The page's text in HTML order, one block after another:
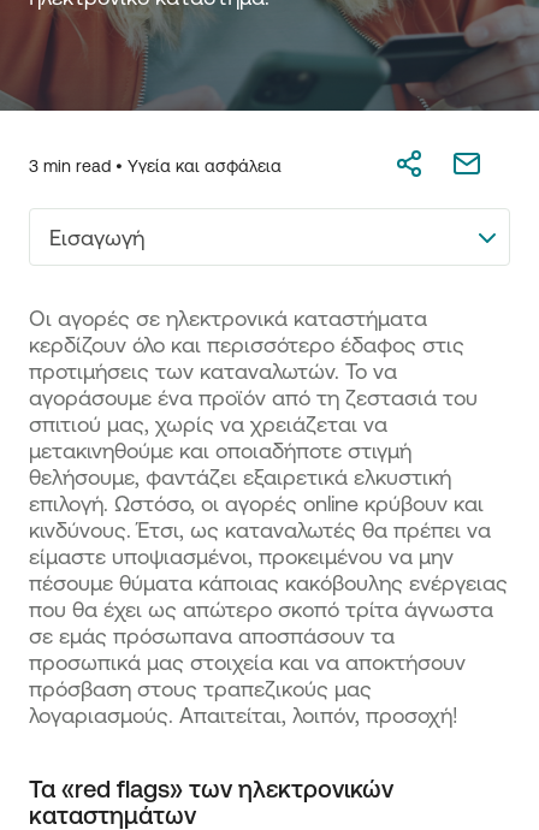
3 min read • Υγεία και ασφάλεια
Εισαγωγή
Οι αγορές σε ηλεκτρονικά καταστήματα
κερδίζουν όλο και περισσότερο έδαφος στις
προτιμήσεις των καταναλωτών. Το να
αγοράσουμε ένα προϊόν από τη ζεστασιά του
σπιτιού μας, χωρίς να χρειάζεται να
μετακινηθούμε και οποιαδήποτε στιγμή
θελήσουμε, φαντάζει εξαιρετικά ελκυστική
επιλογή. Ωστόσο, οι αγορές online κρύβουν και
κινδύνους. Έτσι, ως καταναλωτές θα πρέπει να
είμαστε υποψιασμένοι, προκειμένου να μην
πέσουμε θύματα κάποιας κακόβουλης ενέργειας
που θα έχει ως απώτερο σκοπό τρίτα άγνωστα
σε εμάς πρόσωπανα αποσπάσουν τα
προσωπικά μας στοιχεία και να αποκτήσουν
πρόσβαση στους τραπεζικούς μας
λογαριασμούς. Απαιτείται, λοιπόν, προσοχή!
Τα «red flags» των ηλεκτρονικών
καταστημάτων